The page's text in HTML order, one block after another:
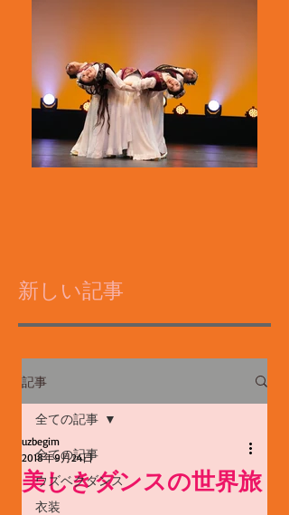
新しい記事
記事
全ての記事
ウズベクダンス
衣装
全ての記事
美しきダンスの世界旅
uzbegim
2018年9月24日